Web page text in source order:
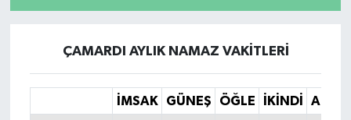
ÇAMARDI AYLIK NAMAZ VAKITLERI
İMSAK GÜNEŞ ÖĞLE İKINDI